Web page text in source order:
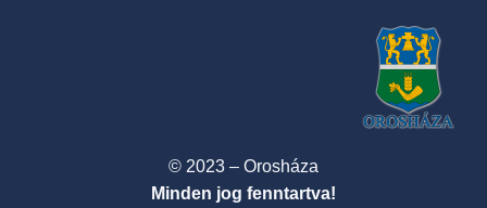
© 2023 – Orosháza
Minden jog fenntartva!